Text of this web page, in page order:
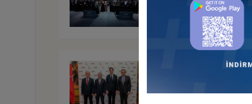
ÖDÜLLERİ TÖRENİ, 17
"EU-TÜRKİYE BUSINESS
Türkiye - Avrupa İş Konseyleri